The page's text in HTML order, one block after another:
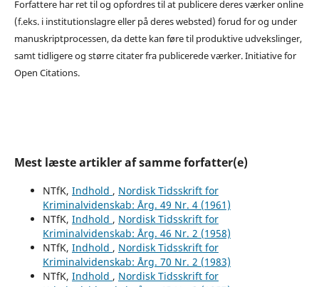
Forfattere har ret til og opfordres til at publicere deres værker online
(f.eks. i institutionslagre eller på deres websted) forud for og under
manuskriptprocessen, da dette kan føre til produktive udvekslinger,
samt tidligere og større citater fra publicerede værker. Initiative for
Open Citations.
Mest læste artikler af samme forfatter(e)
NTfK, Indhold , Nordisk Tidsskrift for
Kriminalvidenskab: Årg. 49 Nr. 4 (1961)
NTfK, Indhold , Nordisk Tidsskrift for
Kriminalvidenskab: Årg. 46 Nr. 2 (1958)
NTfK, Indhold , Nordisk Tidsskrift for
Kriminalvidenskab: Årg. 70 Nr. 2 (1983)
NTfK, Indhold , Nordisk Tidsskrift for